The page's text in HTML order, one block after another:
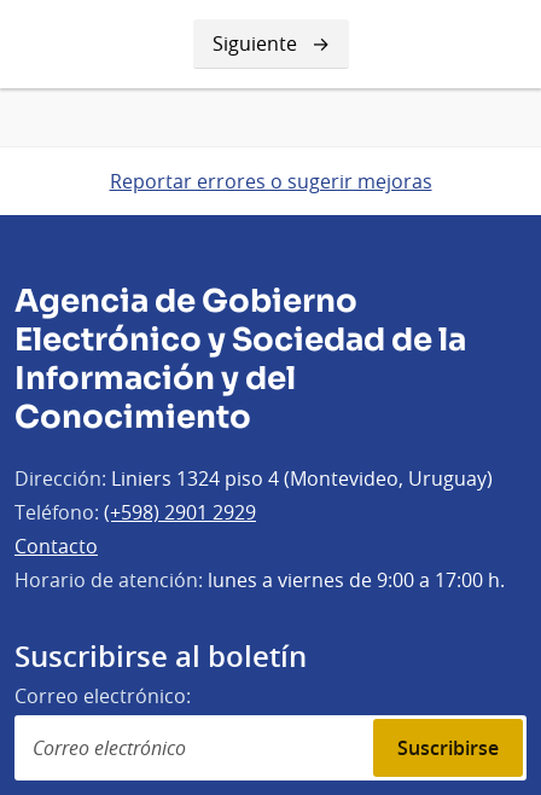
Siguiente
página
Siguiente
Reportar errores o sugerir mejoras
Agencia de Gobierno
Electrónico y Sociedad de la
Información y del
Conocimiento
Dirección: Liniers 1324 piso 4 (Montevideo, Uruguay)
Teléfono: (+598) 2901 2929
Contacto
Horario de atención: lunes a viernes de 9:00 a 17:00 h.
Suscribirse al boletín
Correo electrónico:
Suscribirse